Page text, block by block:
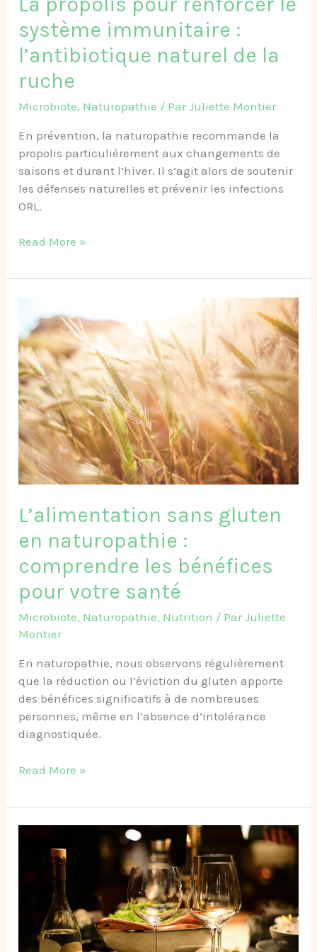
système immunitaire :
l’antibiotique naturel de la
ruche
Microbiote, Naturopathie / ParJuliette Montier
En prévention, la naturopathie recommande la
propolis particulièrement aux changements de
saisons et durant l’hiver. Il s’agit alors de soutenir
les défenses naturelles et prévenir les infections
ORL.
ruche
Read More »
L’alimentation sans gluten
en naturopathie :
comprendre les bénéfices
pour votre santé
Microbiote, Naturopathie, Nutrition / ParJuliette
Montier
En naturopathie, nous observons régulièrement
que la réduction ou l’éviction du gluten apporte
des bénéfices significatifs à de nombreuses
personnes, même en l’absence d’intolérance
diagnostiquée.
sans
gluten
en
naturopathie
:
comprendre
les
bénéfices
pour
votre
Read More »
facilement
équilibré